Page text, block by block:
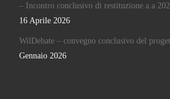
– Incontro conclusivo di restituzione a.a
16 Aprile 2026
WilDebate – convegno conclusivo del
Gennaio 2026